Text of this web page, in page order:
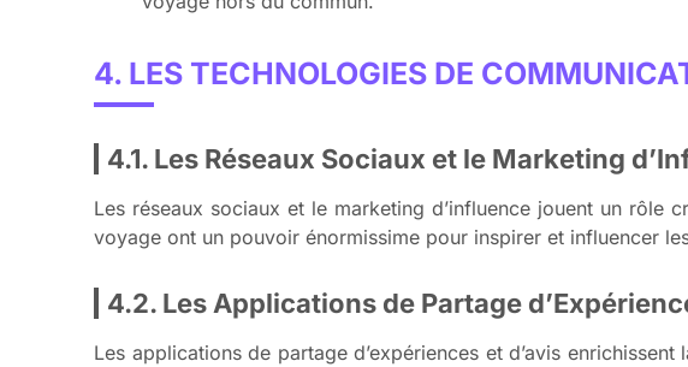
4. LES TECHNOLOGIES DE
4.1. Les Réseaux Sociaux et le Marketing
Les réseaux sociaux et le marketing d’influence jouent un rôle
voyage ont un pouvoir énormissime pour inspirer et influencer
4.2. Les Applications de Partage
Les applications de partage d’expériences et d’avis